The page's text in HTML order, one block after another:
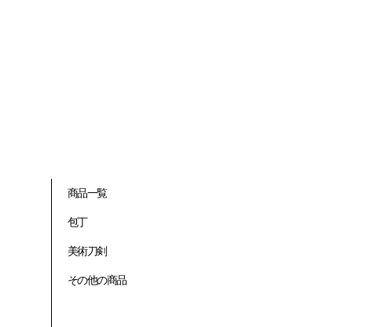
商品一覧
包丁
美術刀剣
その他の商品